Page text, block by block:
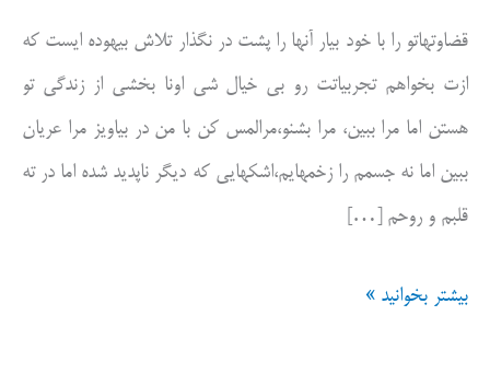
قضاوتهاتو را با خود بیار آنها را پشت در نگذار تلاش بیهوده ایست که
ازت بخواهم تجربیاتت رو بی خیال شی اونا بخشی از زندگی تو
هستن اما مرا ببین، مرا بشنو،مرالمس کن با من در بیاویز مرا عریان
ببین اما نه جسمم را زخمهایم،اشکهایی که دیگر ناپدید شده اما در ته
قلبم و روحم […]
مرا
بیشتر بخوانید »